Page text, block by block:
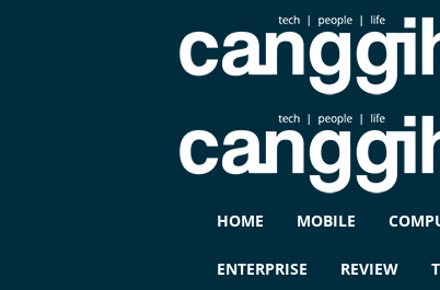
HOME MOBILE
ENTERPRISE REVIEW